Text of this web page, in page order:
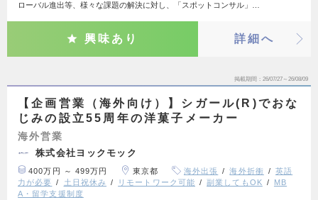
ローバル進出等、様々な課題の解決に対し、「スポットコンサル」…
興味あり 詳細へ
掲載期間 26/07/27～26/08/09
【企画営業（海外向け）】シガール(R)でおな
じみの設立55周年の洋菓子メーカー
海外営業
株式会社ヨックモック
400万円 ～ 499万円 東京都 海外出張 海外折衝
英語
力が必要
土日祝休み リモートワーク可能 副業してもOK
MB
A・留学支援制度